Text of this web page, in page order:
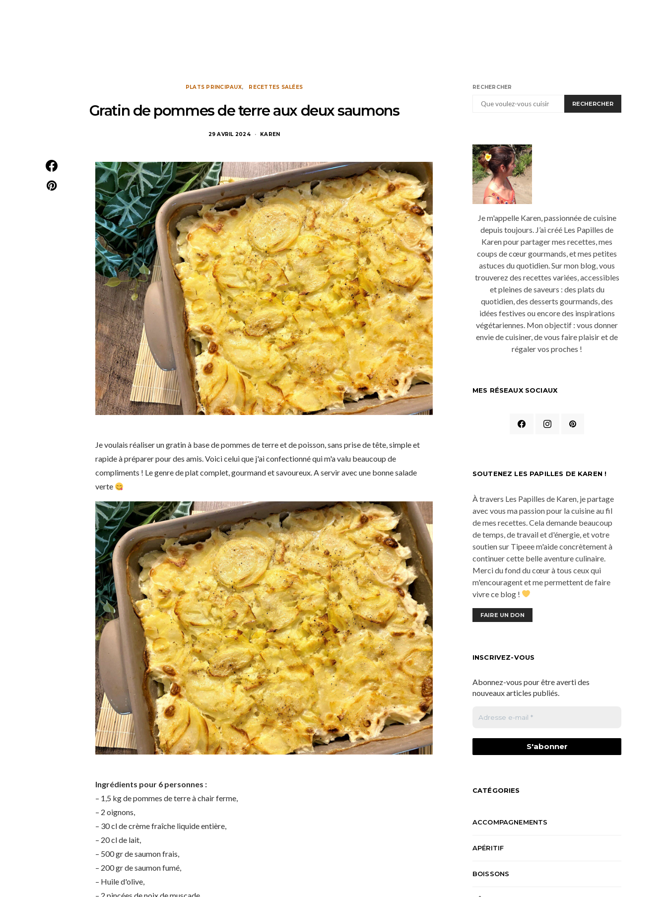
PLATS PRINCIPAUX RECETTES SALÉES
Gratin de pommes de terre aux deux saumons
29 AVRIL 2024 KAREN
Je voulais réaliser un gratin à base de pommes de terre et de poisson, sans prise de tête, simple et
rapide à préparer pour des amis. Voici celui que j'ai confectionné qui m'a valu beaucoup de
compliments ! Le genre de plat complet, gourmand et savoureux. A servir avec une bonne salade
verte
Ingrédients pour 6 personnes :
– 1,5 kg de pommes de terre à chair ferme,
– 2 oignons,
– 30 cl de crème fraîche liquide entière,
– 20 cl de lait,
– 500 gr de saumon frais,
– 200 gr de saumon fumé,
– Huile d'olive,
RECHERCHER
RECHERCHER
Je m'appelle Karen, passionnée de cuisine
depuis toujours. J’ai créé Les Papilles de
Karen pour partager mes recettes, mes
coups de cœur gourmands, et mes petites
astuces du quotidien. Sur mon blog, vous
trouverez des recettes variées, accessibles
et pleines de saveurs : des plats du
quotidien, des desserts gourmands, des
idées festives ou encore des inspirations
végétariennes. Mon objectif : vous donner
envie de cuisiner, de vous faire plaisir et de
régaler vos proches !
MES RÉSEAUX SOCIAUX
SOUTENEZ LES PAPILLES DE KAREN !
À travers Les Papilles de Karen, je partage
avec vous ma passion pour la cuisine au fil
de mes recettes. Cela demande beaucoup
de temps, de travail et d'énergie, et votre
soutien sur Tipeee m'aide concrètement à
continuer cette belle aventure culinaire.
Merci du fond du cœur à tous ceux qui
m'encouragent et me permettent de faire
vivre ce blog !
FAIRE UN DON
INSCRIVEZ-VOUS
Abonnez-vous pour être averti des
nouveaux articles publiés.
CATÉGORIES
ACCOMPAGNEMENTS
APÉRITIF
BOISSONS